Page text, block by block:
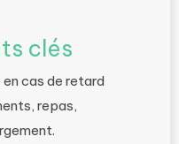
clés
cas de retard
repas,